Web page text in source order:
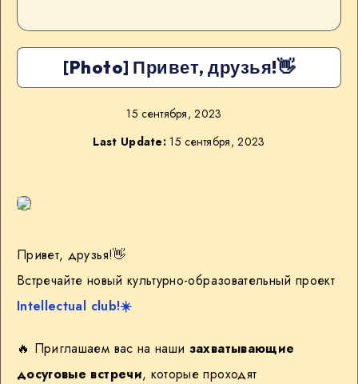
[Photo] Привет, друзья!👋
15 сентября, 2023
Last Update: 15 сентября, 2023
Привет, друзья!👋
Встречайте новый культурно-образовательный проект
Intellectual club!☀️
🔥 Приглашаем вас на наши захватывающие
досуговые встречи, которые проходят